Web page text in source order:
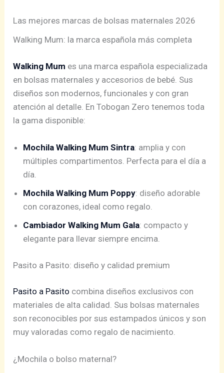
Las mejores marcas de bolsas maternales 2026
Walking Mum: la marca española más completa
Walking Mum es una marca española especializada
en bolsas maternales y accesorios de bebé. Sus
diseños son modernos, funcionales y con gran
atención al detalle. En Tobogan Zero tenemos toda
la gama disponible:
Mochila Walking Mum Sintra: amplia y con
múltiples compartimentos. Perfecta para el día a
día.
Mochila Walking Mum Poppy: diseño adorable
con corazones, ideal como regalo.
Cambiador Walking Mum Gala: compacto y
elegante para llevar siempre encima.
Pasito a Pasito: diseño y calidad premium
Pasito a Pasito combina diseños exclusivos con
materiales de alta calidad. Sus bolsas maternales
son reconocibles por sus estampados únicos y son
muy valoradas como regalo de nacimiento.
¿Mochila o bolso maternal?